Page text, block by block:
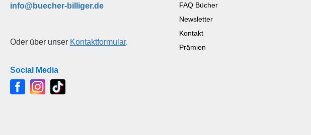
info@buecher-billiger.de
Oder über unser Kontaktformular.
Social Media
FAQ Bücher
Newsletter
Kontakt
Prämien